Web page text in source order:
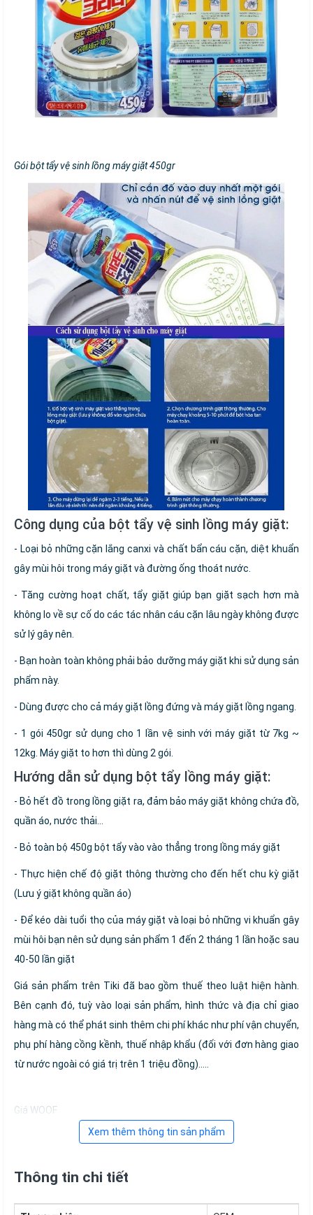
Gói bột tẩy vệ sinh lồng máy giặt 450gr
Công dụng của bột tẩy vệ sinh lồng máy giặt:
- Loại bỏ những cặn lắng canxi và chất bẩn cáu cặn, diệt khuẩn
gây mùi hôi trong máy giặt và đường ống thoát nước.
- Tăng cường hoạt chất, tẩy giặt giúp bạn giặt sạch hơn mà
không lo về sự cố do các tác nhân cáu cặn lâu ngày không được
sử lý gây nên.
- Bạn hoàn toàn không phải bảo dưỡng máy giặt khi sử dụng sản
phẩm này.
- Dùng được cho cả máy giặt lồng đứng và máy giặt lồng ngang.
- 1 gói 450gr sử dụng cho 1 lần vệ sinh với máy giặt từ 7kg ~
12kg. Máy giặt to hơn thì dùng 2 gói.
Hướng dẫn sử dụng bột tẩy lồng máy giặt:
- Bỏ hết đồ trong lồng giặt ra, đảm bảo máy giặt không chứa đồ,
quần áo, nước thải...
- Bỏ toàn bộ 450g bột tẩy vào vào thẳng trong lồng máy giặt
- Thực hiện chế độ giặt thông thường cho đến hết chu kỳ giặt
(Lưu ý giặt không quần áo)
- Để kéo dài tuổi thọ của máy giặt và loại bỏ những vi khuẩn gây
mùi hôi bạn nên sử dụng sản phẩm 1 đến 2 tháng 1 lần hoặc sau
40-50 lần giặt
Giá sản phẩm trên Tiki đã bao gồm thuế theo luật hiện hành.
Bên cạnh đó, tuỳ vào loại sản phẩm, hình thức và địa chỉ giao
hàng mà có thể phát sinh thêm chi phí khác như phí vận chuyển,
phụ phí hàng cồng kềnh, thuế nhập khẩu (đối với đơn hàng giao
từ nước ngoài có giá trị trên 1 triệu đồng).....
Giá WOOF
Xem thêm thông tin sản phẩm
Thông tin chi tiết